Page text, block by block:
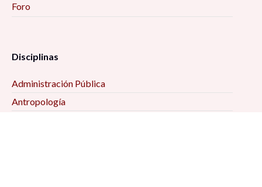
Foro
Disciplinas
Administración Pública
Antropología